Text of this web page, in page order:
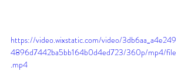
https://video.wixstatic.com/video/3db6aa_a4e249
4896d7442ba5bb164b0d4ed723/360p/mp4/file
.mp4